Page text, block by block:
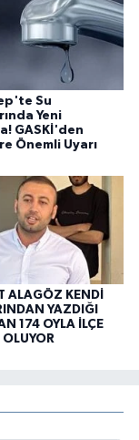
Su
Yeni
GASKİ'den
Önemli Uyarı
ALAGÖZ KENDİ
YAZDIĞI
174 OYLA İLÇE